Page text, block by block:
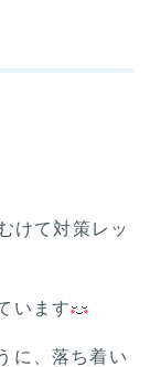
けて対策レッ
います
に、落ち着い